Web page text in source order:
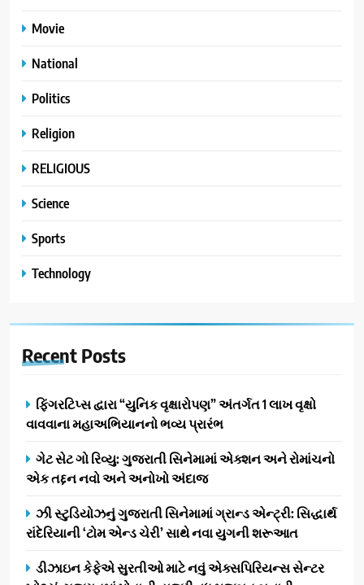
Movie
National
Politics
Religion
RELIGIOUS
Science
Sports
Technology
Recent Posts
ફિંગરટિપ્સ દ્વારા “યુનિક વૃક્ષારોપણ” અંતર્ગત 1 લાખ વૃક્ષો
વાવવાના મહાઅભિયાનનો ભવ્ય પ્રારંભ
ગેટ સેટ ગો રિવ્યુ: ગુજરાતી સિનેમામાં એક્શન અને રોમાંચનો
એક તદ્દન નવો અને અનોખો અંદાજ
ઝી સ્ટુડિયોઝનું ગુજરાતી સિનેમામાં ગ્રાન્ડ એન્ટ્રી: સિદ્ધાર્થ
રાંદેરિયાની ‘ટોમ એન્ડ ચેરી’ સાથે નવા યુગની શરૂઆત
ડીઝાઇન કેફેએ સુરતીઓ માટે નવું એક્સપિરિયન્સ સેન્ટર